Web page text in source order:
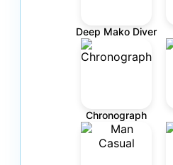
Deep Mako Diver
Chronograph